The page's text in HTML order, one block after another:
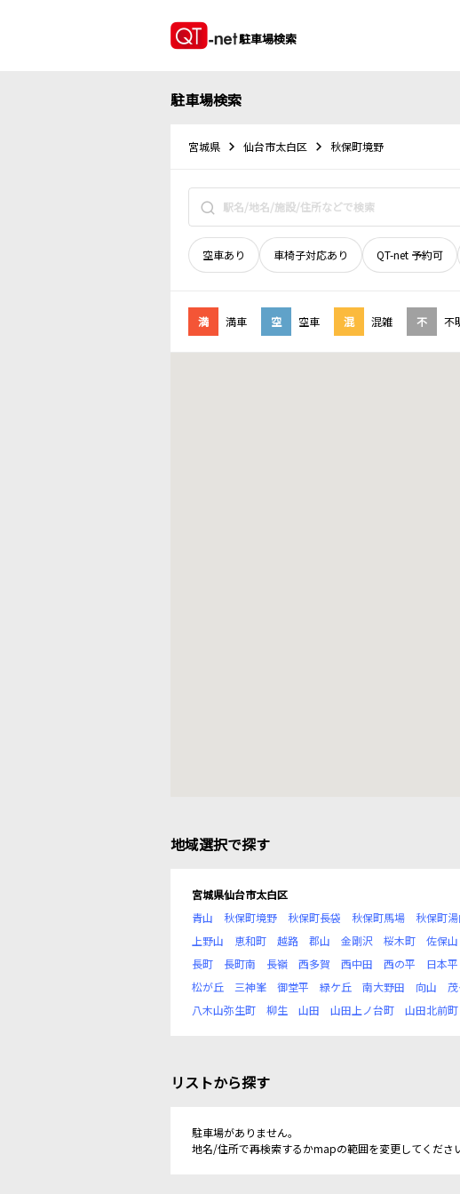
駐車場検索
駐車場検索
宮城県 仙台市太白区 秋保町境野
空車あり 車椅子対応あり QT-net 予約可
満 満車 空 空車 混 混雑 不 不
地域選択で探す
宮城県仙台市太白区
青山
秋保町境野 秋保町長袋 秋保町馬場 秋保町
上野山
恵和町 越路 郡山 金剛沢 桜木町 佐保山
長町
長町南 長嶺 西多賀 西中田 西の平 日本平
松が丘
三神峯 御堂平 緑ケ丘 南大野田 向山
八木山弥生町
柳生 山田 山田上ノ台町 山田北前町
リストから探す
駐車場がありません。
地名/住所で再検索するかmapの範囲を変更してください